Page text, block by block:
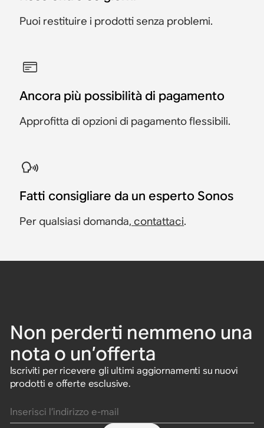
Puoi restituire i prodotti senza problemi.
Ancora più possibilità di pagamento
Approfitta di opzioni di pagamento flessibili.
Fatti consigliare da un esperto Sonos
Per qualsiasi domanda, contattaci.
Non perderti nemmeno una
nota o un’offerta
Iscriviti per ricevere gli ultimi aggiornamenti su nuovi
prodotti e offerte esclusive.